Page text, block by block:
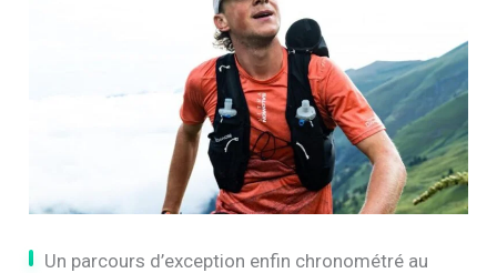
Un parcours d’exception enfin chronométré au